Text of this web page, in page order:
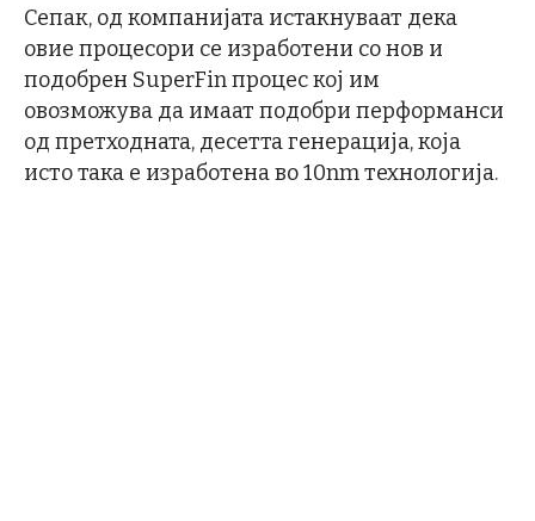
Сепак, од компанијата истакнуваат дека
овие процесори се изработени со нов и
подобрен SuperFin процес кој им
овозможува да имаат подобри перформанси
од претходната, десетта генерација, која
исто така е изработена во 10nm технологија.